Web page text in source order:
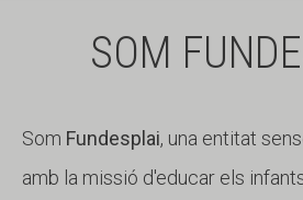
SOM
Som Fundesplai, una entitat
amb la missió d'educar els